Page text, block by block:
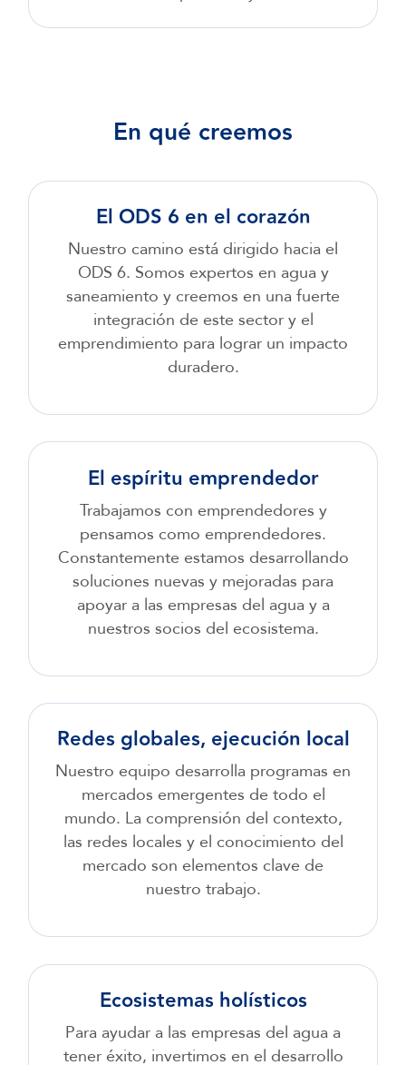
En qué creemos
El ODS 6 en el corazón
Nuestro camino está dirigido hacia el
ODS 6. Somos expertos en agua y
saneamiento y creemos en una fuerte
integración de este sector y el
emprendimiento para lograr un impacto
duradero.
El espíritu emprendedor
Trabajamos con emprendedores y
pensamos como emprendedores.
Constantemente estamos desarrollando
soluciones nuevas y mejoradas para
apoyar a las empresas del agua y a
nuestros socios del ecosistema.
Redes globales, ejecución local
Nuestro equipo desarrolla programas en
mercados emergentes de todo el
mundo. La comprensión del contexto,
las redes locales y el conocimiento del
mercado son elementos clave de
nuestro trabajo.
Ecosistemas holísticos
Para ayudar a las empresas del agua a
tener éxito, invertimos en el desarrollo